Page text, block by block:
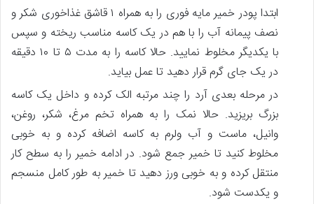
ابتدا پودر خمیر مایه فوری را به همراه ۱ قاشق غذاخوری شکر و
نصف پیمانه آب را با هم در یک کاسه مناسب ریخته و سپس
با یکدیگر مخلوط نمایید. حالا کاسه را به مدت ۵ تا ۱۰ دقیقه
در یک جای گرم قرار دهید تا عمل بیاید.
در مرحله بعدی آرد را چند مرتبه الک کرده و داخل یک کاسه
بزرگ بریزید. حالا نمک را به همراه تخم مرغ، شکر، روغن،
وانیل، ماست و آب ولرم به کاسه اضافه کرده و به خوبی
مخلوط کنید تا خمیر جمع شود. در ادامه خمیر را به سطح کار
منتقل کرده و به خوبی ورز دهید تا خمیر به طور کامل منسجم
و یکدست شود.